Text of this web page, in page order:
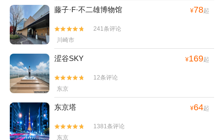
藤子·F·不二雄博物馆 ¥78起


241条评论
川崎市
涩谷SKY ¥169起


12条评论
东京
东京塔 ¥64起


1381条评论
东京